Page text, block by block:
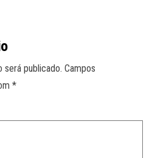
será publicado. Campos
*